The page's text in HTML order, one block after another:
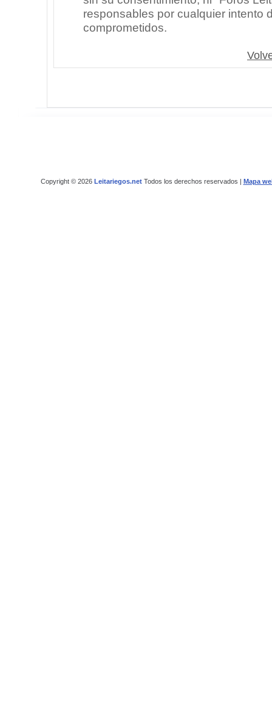
responsables por cualquier intento
comprometidos.
Copyright © 2026 Leitariegos.netTodos los derechos reservados | Mapa